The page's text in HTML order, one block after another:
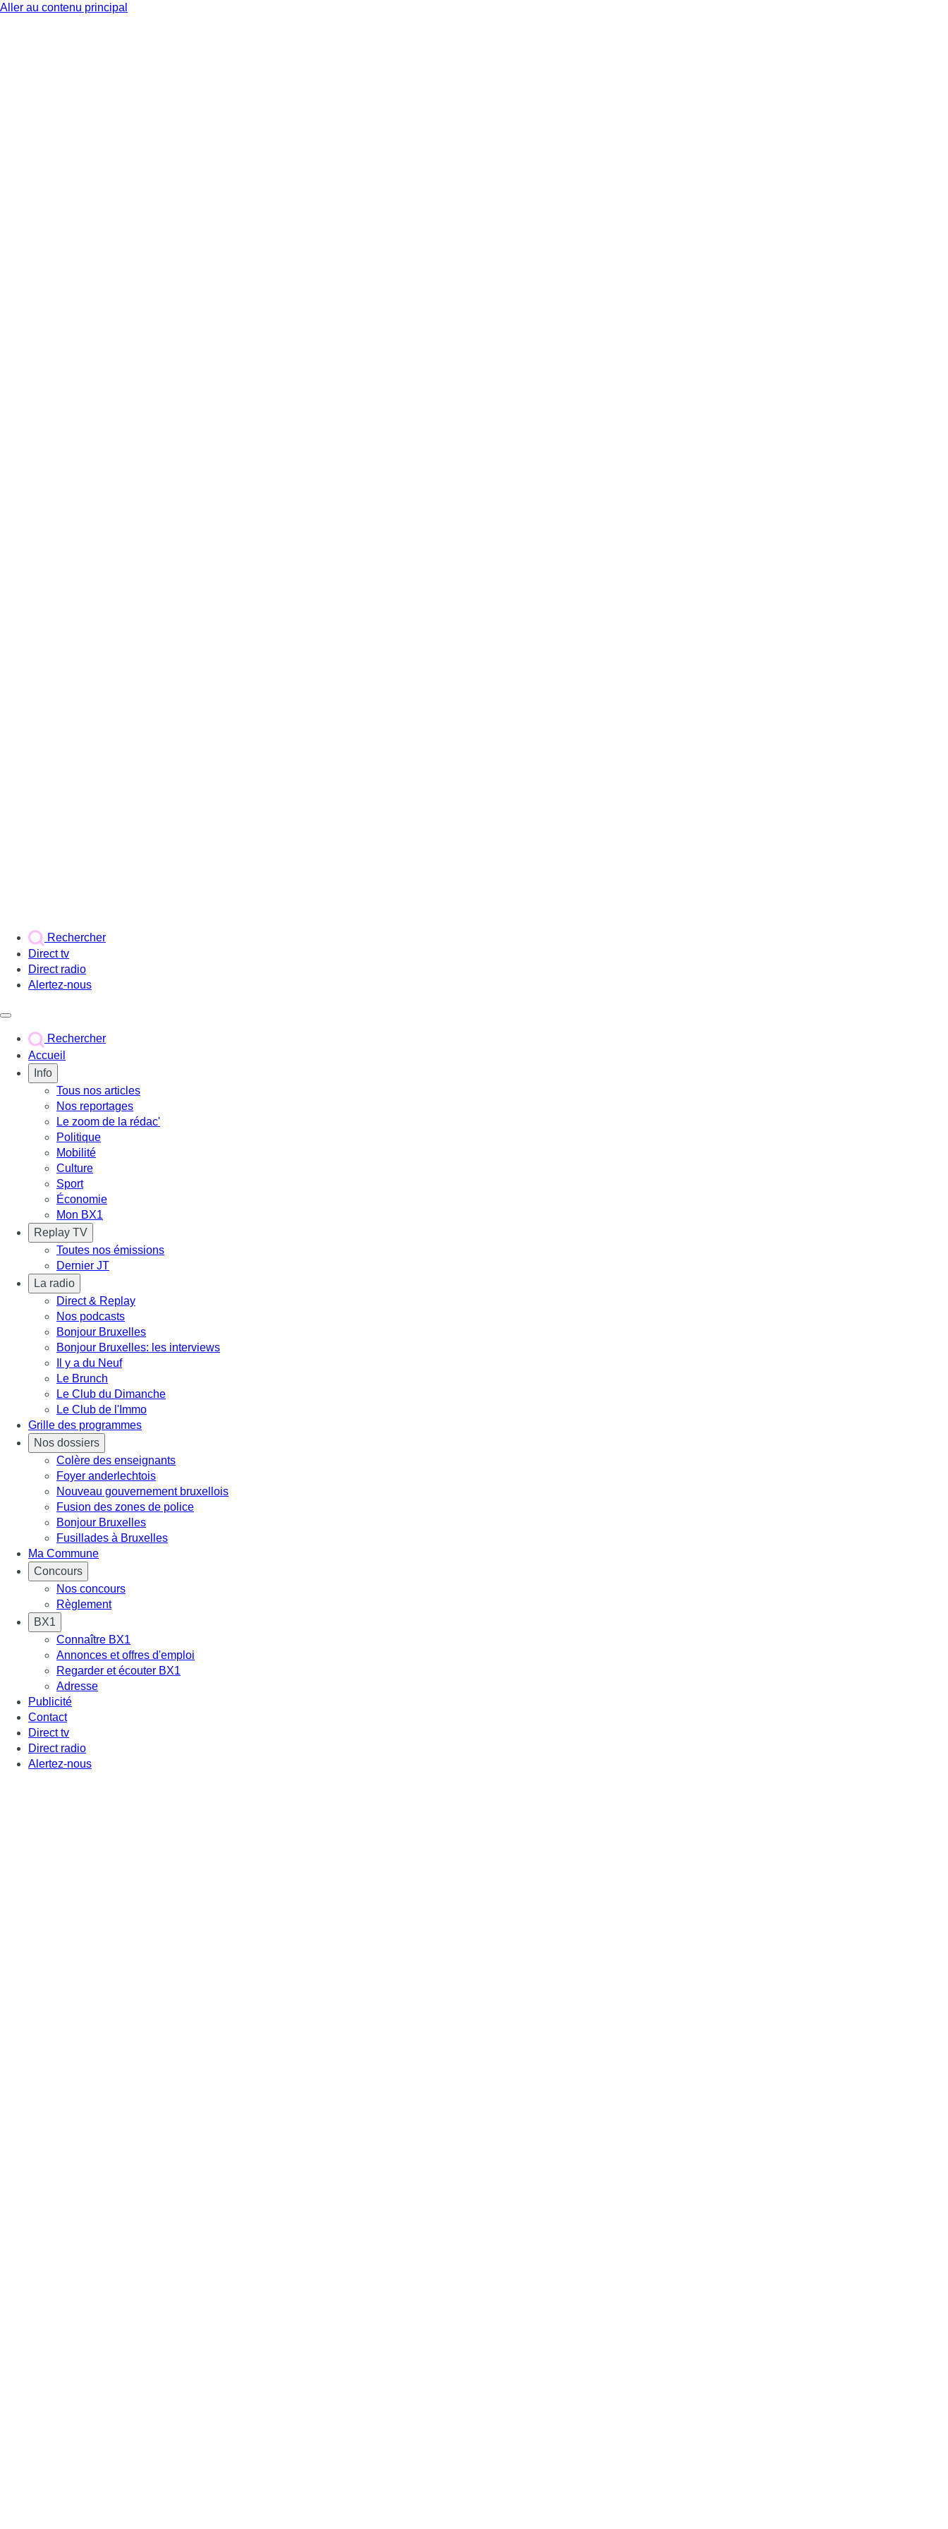
Aller au contenu principal
Rechercher
Direct tv
Direct radio
Alertez-nous
Rechercher
Accueil
Info
Tous nos articles
Nos reportages
Le zoom de la rédac'
Politique
Mobilité
Culture
Sport
Économie
Mon BX1
Replay TV
Toutes nos émissions
Dernier JT
La radio
Direct & Replay
Nos podcasts
Bonjour Bruxelles
Bonjour Bruxelles: les interviews
Il y a du Neuf
Le Brunch
Le Club du Dimanche
Le Club de l'Immo
Grille des programmes
Nos dossiers
Colère des enseignants
Foyer anderlechtois
Nouveau gouvernement bruxellois
Fusion des zones de police
Bonjour Bruxelles
Fusillades à Bruxelles
Ma Commune
Concours
Nos concours
Règlement
BX1
Connaître BX1
Annonces et offres d'emploi
Regarder et écouter BX1
Adresse
Publicité
Contact
Direct tv
Direct radio
Alertez-nous